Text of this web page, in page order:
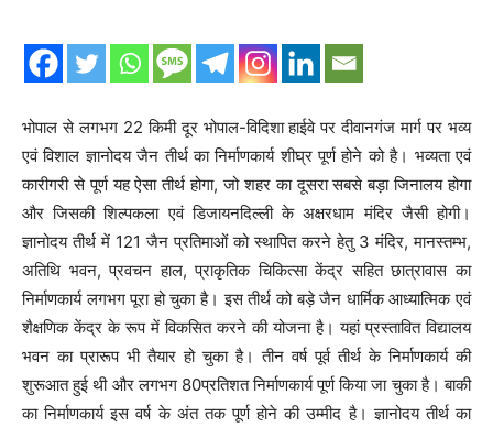
भोपाल से लगभग 22 किमी दूर भोपाल-विदिशा हाईवे पर दीवानगंज मार्ग पर भव्य
एवं विशाल ज्ञानोदय जैन तीर्थ का निर्माणकार्य शीघ्र पूर्ण होने को है। भव्यता एवं
कारीगरी से पूर्ण यह ऐसा तीर्थ होगा, जो शहर का दूसरा सबसे बड़ा जिनालय होगा
और जिसकी शिल्पकला एवं डिजायनदिल्ली के अक्षरधाम मंदिर जैसी होगी।
ज्ञानोदय तीर्थ में 121 जैन प्रतिमाओं को स्थापित करने हेतु 3 मंदिर, मानस्तम्भ,
अतिथि भवन, प्रवचन हाल, प्राकृतिक चिकित्सा केंद्र सहित छात्रावास का
निर्माणकार्य लगभग पूरा हो चुका है। इस तीर्थ को बड़े जैन धार्मिक आध्यात्मिक एवं
शैक्षणिक केंद्र के रूप में विकसित करने की योजना है। यहां प्रस्तावित विद्यालय
भवन का प्रारूप भी तैयार हो चुका है। तीन वर्ष पूर्व तीर्थ के निर्माणकार्य की
शुरूआत हुई थी और लगभग 80प्रतिशत निर्माणकार्य पूर्ण किया जा चुका है। बाकी
का निर्माणकार्य इस वर्ष के अंत तक पूर्ण होने की उम्मीद है। ज्ञानोदय तीर्थ का